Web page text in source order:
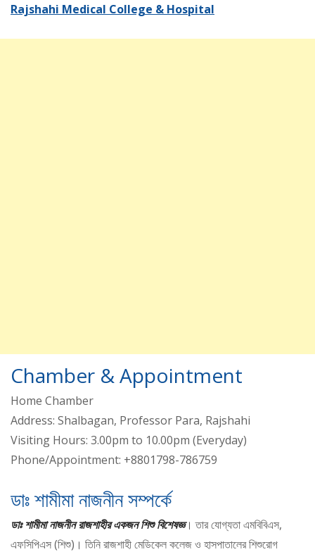
Rajshahi Medical College & Hospital
Chamber & Appointment
Home Chamber
Address: Shalbagan, Professor Para, Rajshahi
Visiting Hours: 3.00pm to 10.00pm (Everyday)
Phone/Appointment: +8801798-786759
ডাঃ শামীমা নাজনীন সম্পর্কে
ডাঃ শামীমা নাজনীন রাজশাহীর একজন শিশু বিশেষজ্ঞ। তার যোগ্যতা এমবিবিএস,
এফসিপিএস (শিশু)। তিনি রাজশাহী মেডিকেল কলেজ ও হাসপাতালের শিশুরোগ